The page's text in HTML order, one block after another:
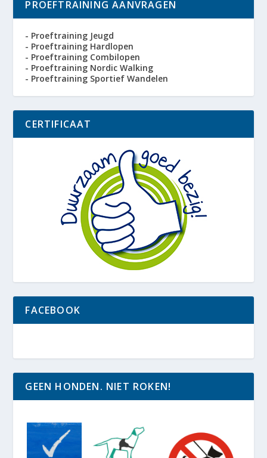
PROEFTRAINING AANVRAGEN
- Proeftraining Jeugd
- Proeftraining Hardlopen
- Proeftraining Combilopen
- Proeftraining Nordic Walking
- Proeftraining Sportief Wandelen
CERTIFICAAT
FACEBOOK
GEEN HONDEN. NIET ROKEN!